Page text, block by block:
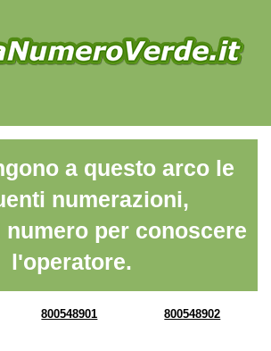
a questo arco le
numerazioni,
per conoscere
l'operatore.
800548901 800548902